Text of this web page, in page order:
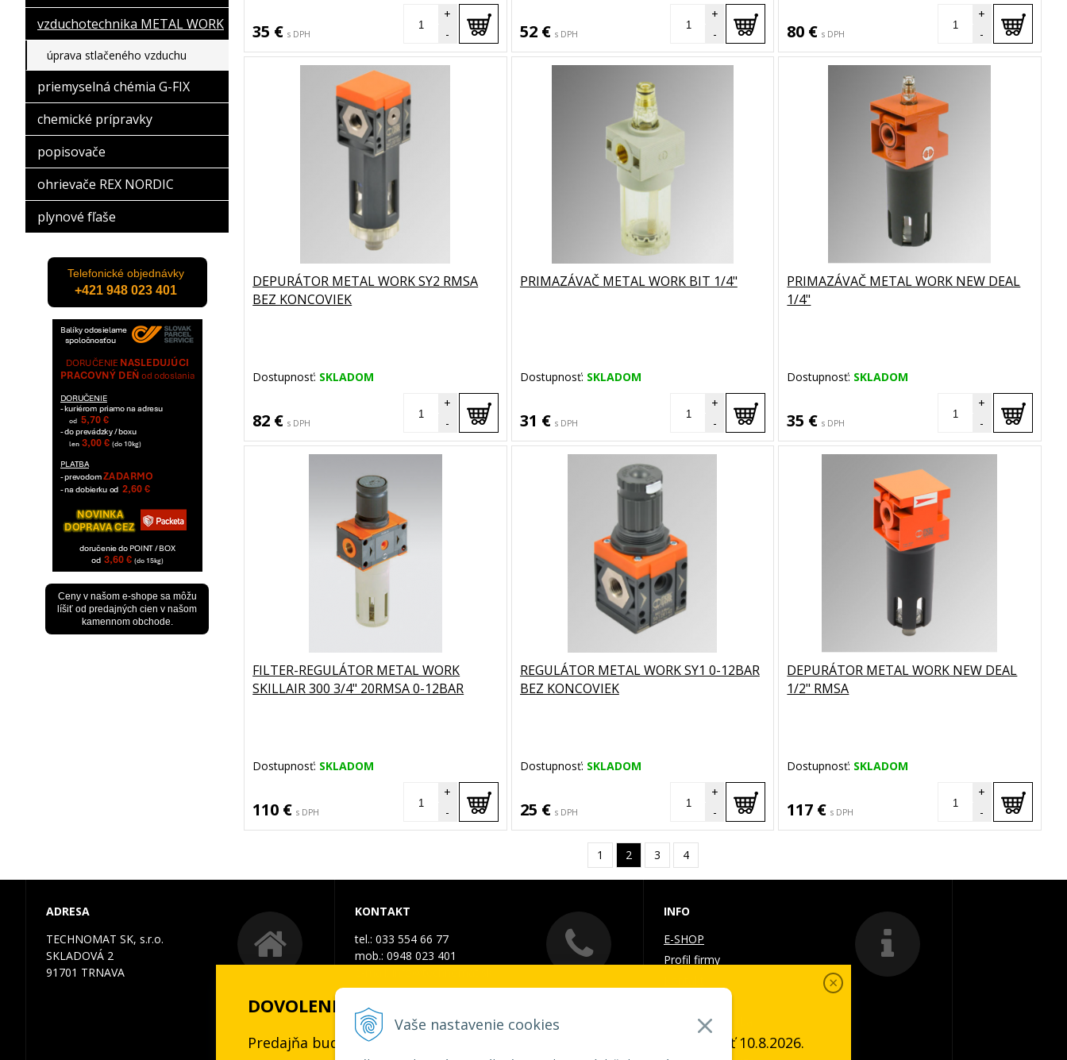
Vaše nastavenie cookies
35 € s DPH
+
-
52 € s DPH
+
-
80 € s DPH
+
-
DEPURÁTOR METAL WORK SY2 RMSA
BEZ KONCOVIEK
Dostupnosť: SKLADOM
82 € s DPH
+
-
PRIMAZÁVAČ METAL WORK BIT 1/4"
Dostupnosť: SKLADOM
31 € s DPH
+
-
PRIMAZÁVAČ METAL WORK NEW DEAL
1/4"
Dostupnosť: SKLADOM
35 € s DPH
+
-
FILTER-REGULÁTOR METAL WORK
SKILLAIR 300 3/4" 20RMSA 0-12BAR
Dostupnosť: SKLADOM
110 € s DPH
+
-
REGULÁTOR METAL WORK SY1 0-12BAR
BEZ KONCOVIEK
Dostupnosť: SKLADOM
25 € s DPH
+
-
DEPURÁTOR METAL WORK NEW DEAL
1/2" RMSA
Dostupnosť: SKLADOM
117 € s DPH
+
-
1 2 3 4
vzduchotechnika METAL WORK
úprava stlačeného vzduchu
priemyselná chémia G-FIX
chemické prípravky
popisovače
ohrievače REX NORDIC
plynové fľaše
Telefonické objednávky
+421 948 023 401
Ceny v našom e-shope sa môžu
líšiť od predajných cien v našom
kamennom obchode.
ADRESA
TECHNOMAT SK, s.r.o.
SKLADOVÁ 2
91701 TRNAVA
KONTAKT
tel.: 033 554 66 77
mob.: 0948 023 401
INFO
E-SHOP
Profil firmy
Doprava a platba
Obchodné podmienky
DOVOLENKA 3. - 7. augusta 2026
Predajňa bude ZATVORENÁ a vytvorené objednávky začneme vybavovať 10.8.2026.